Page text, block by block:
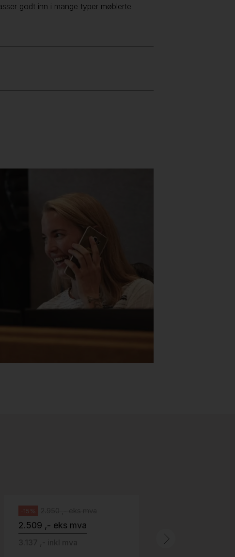
godt inn i mange typer møblerte
-15%
2.509 ,- eks mva